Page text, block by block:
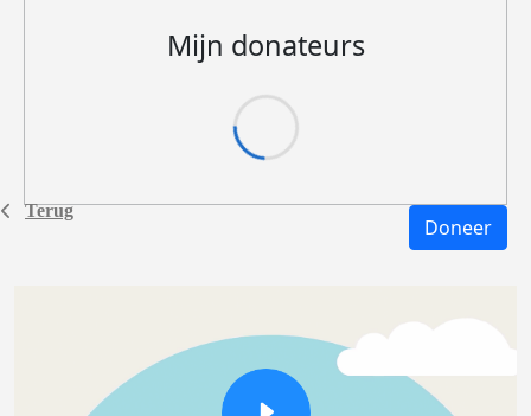
Terug
Mijn donateurs
Doneer